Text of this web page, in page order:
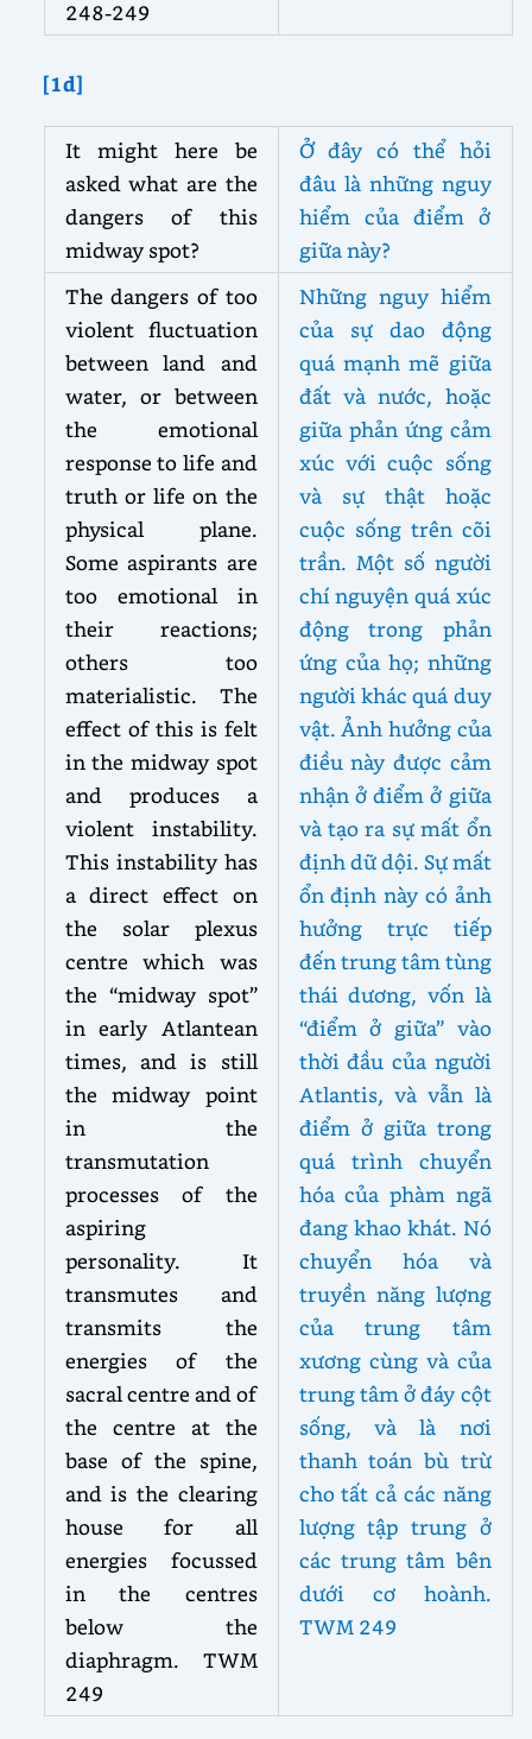
248-249
[1d]
It might here be
asked what are the
dangers of this
midway spot?
Ở đây có thể hỏi
đâu là những nguy
hiểm của điểm ở
giữa này?
The dangers of too
violent fluctuation
between land and
water, or between
the emotional
response to life and
truth or life on the
physical plane.
Some aspirants are
too emotional in
their reactions;
others too
materialistic. The
effect of this is felt
in the midway spot
and produces a
violent instability.
This instability has
a direct effect on
the solar plexus
centre which was
the “midway spot”
in early Atlantean
times, and is still
the midway point
in the
transmutation
processes of the
aspiring
personality. It
transmutes and
transmits the
energies of the
sacral centre and of
the centre at the
base of the spine,
and is the clearing
house for all
energies focussed
in the centres
below the
diaphragm. TWM
249
Những nguy hiểm
của sự dao động
quá mạnh mẽ giữa
đất và nước, hoặc
giữa phản ứng cảm
xúc với cuộc sống
và sự thật hoặc
cuộc sống trên cõi
trần. Một số người
chí nguyện quá xúc
động trong phản
ứng của họ; những
người khác quá duy
vật. Ảnh hưởng của
điều này được cảm
nhận ở điểm ở giữa
và tạo ra sự mất ổn
định dữ dội. Sự mất
ổn định này có ảnh
hưởng trực tiếp
đến trung tâm tùng
thái dương, vốn là
“điểm ở giữa” vào
thời đầu của người
Atlantis, và vẫn là
điểm ở giữa trong
quá trình chuyển
hóa của phàm ngã
đang khao khát. Nó
chuyển hóa và
truyền năng lượng
của trung tâm
xương cùng và của
trung tâm ở đáy cột
sống, và là nơi
thanh toán bù trừ
cho tất cả các năng
lượng tập trung ở
các trung tâm bên
dưới cơ hoành.
TWM 249